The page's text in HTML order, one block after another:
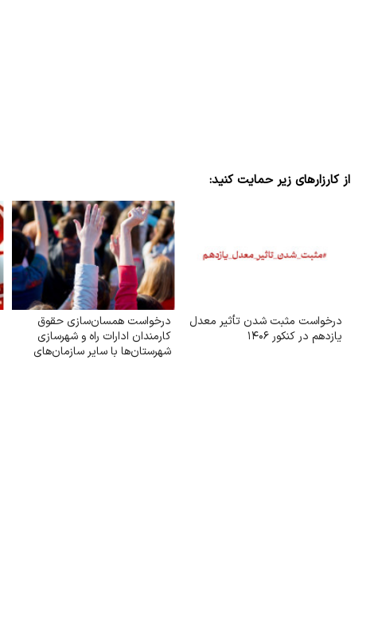
از کارزارهای زیر حمایت کنید:
درخواست مثبت شدن تأثیر معدل
یازدهم در کنکور ۱۴۰۶
درخواست همسان‌سازی حقوق
کارمندان ادارات راه و شهرسازی
شهرستان‌ها با سایر سازمان‌های